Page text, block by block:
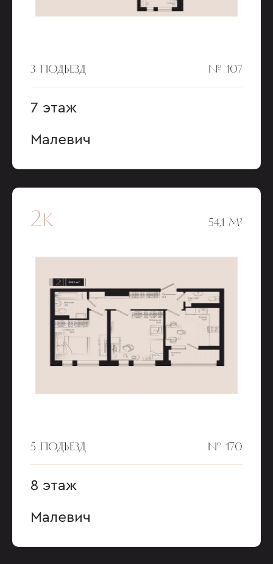
3 ПОДЪЕЗД № 107
7 этаж
Малевич
2к 54,1 М²
5 ПОДЪЕЗД № 170
8 этаж
Малевич